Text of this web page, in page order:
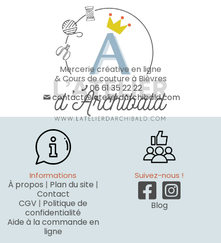
Mercerie créative en ligne
& Cours de couture à Bièvres
06 61 35 22 22
contact@latelierdarchibald.com
Informations
À propos | Plan du site |
Contact
CGV | Politique de
confidentialité
Aide à la commande en
ligne
Suivez-nous !
Blog